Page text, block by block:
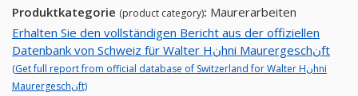
Produktkategorie (product category): Maurerarbeiten
Erhalten Sie den vollständigen Bericht aus der offiziellen
Datenbank von Schweiz für Walter Hنhni Maurergeschنft
(Get full report from official database of Switzerland for Walter Hنhni
Maurergeschنft)